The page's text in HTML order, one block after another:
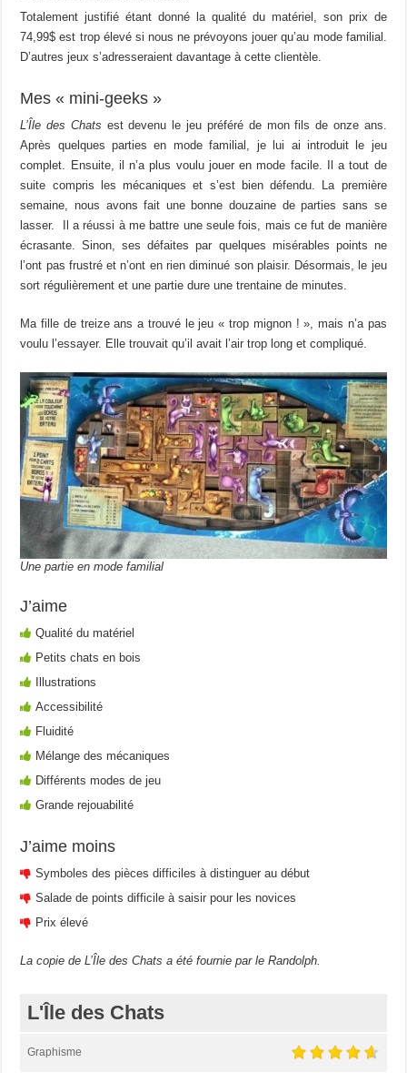
Totalement justifié étant donné la qualité du matériel, son prix de
74,99$ est trop élevé si nous ne prévoyons jouer qu’au mode familial.
D’autres jeux s’adresseraient davantage à cette clientèle.
Mes « mini-geeks »
L’Île des Chats est devenu le jeu préféré de mon fils de onze ans.
Après quelques parties en mode familial, je lui ai introduit le jeu
complet. Ensuite, il n’a plus voulu jouer en mode facile. Il a tout de
suite compris les mécaniques et s’est bien défendu. La première
semaine, nous avons fait une bonne douzaine de parties sans se
lasser. Il a réussi à me battre une seule fois, mais ce fut de manière
écrasante. Sinon, ses défaites par quelques misérables points ne
l’ont pas frustré et n’ont en rien diminué son plaisir. Désormais, le jeu
sort régulièrement et une partie dure une trentaine de minutes.
Ma fille de treize ans a trouvé le jeu « trop mignon ! », mais n’a pas
voulu l’essayer. Elle trouvait qu’il avait l’air trop long et compliqué.
Une partie en mode familial
J’aime
Qualité du matériel
Petits chats en bois
Illustrations
Accessibilité
Fluidité
Mélange des mécaniques
Différents modes de jeu
Grande rejouabilité
J’aime moins
Symboles des pièces difficiles à distinguer au début
Salade de points difficile à saisir pour les novices
Prix élevé
La copie de L’Île des Chats a été fournie par le Randolph.
L'Île des Chats
Graphisme